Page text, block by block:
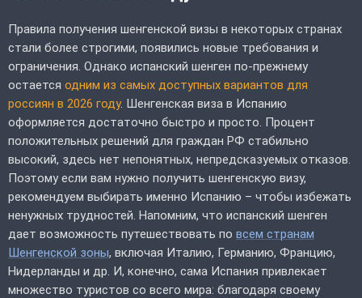
Правила получения шенгенской визы в некоторых странах
стали более строгими, появились новые требования и
ограничения. Однако испанский шенген по-прежнему
остается одним из самых доступных вариантов для
россиян в 2026 году. Шенгенская виза в Испанию
оформляется достаточно быстро и просто. Процент
положительных решений для граждан РФ стабильно
высокий, здесь нет непонятных, непредсказуемых отказов.
Поэтому если вам нужно получить шенгенскую визу,
рекомендуем выбирать именно Испанию – чтобы избежать
ненужных трудностей. Напомним, что испанский шенген
дает возможность путешествовать по всем странам
Шенгенской зоны, включая Италию, Германию, Францию,
Нидерланды и др. И, конечно, сама Испания привлекает
множество туристов со всего мира: благодаря своему